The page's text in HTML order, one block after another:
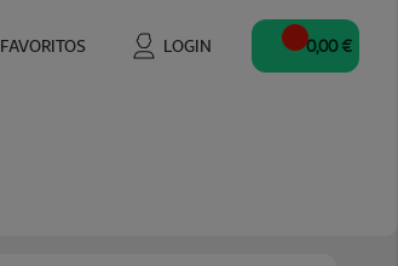
FAVORITOS LOGIN 0,00 €